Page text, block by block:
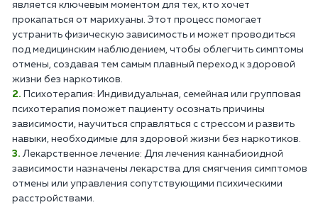
является ключевым моментом для тех, кто хочет
прокапаться от марихуаны. Этот процесс помогает
устранить физическую зависимость и может проводиться
под медицинским наблюдением, чтобы облегчить симптомы
отмены, создавая тем самым плавный переход к здоровой
жизни без наркотиков.
Психотерапия: Индивидуальная, семейная или групповая
психотерапия поможет пациенту осознать причины
зависимости, научиться справляться с стрессом и развить
навыки, необходимые для здоровой жизни без наркотиков.
Лекарственное лечение: Для лечения каннабиоидной
зависимости назначены лекарства для смягчения симптомов
отмены или управления сопутствующими психическими
расстройствами.